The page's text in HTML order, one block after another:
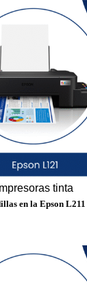
Impresoras tinta
en la Epson L211